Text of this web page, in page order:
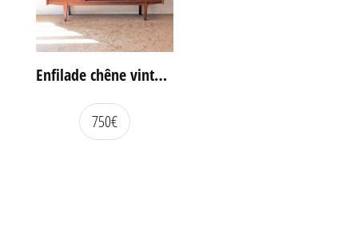
Enfilade chêne vintage portes coulissantes
750€